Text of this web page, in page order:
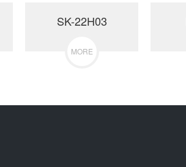
SK-22H03
MORE